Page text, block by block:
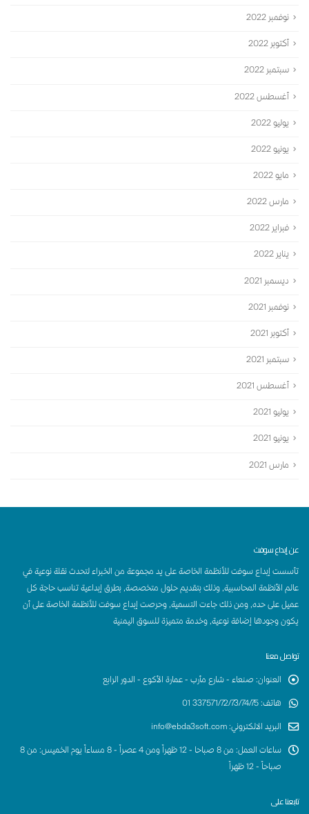
نوفمبر 2022
أكتوبر 2022
سبتمبر 2022
أغسطس 2022
يوليو 2022
يونيو 2022
مايو 2022
مارس 2022
فبراير 2022
يناير 2022
ديسمبر 2021
نوفمبر 2021
أكتوبر 2021
سبتمبر 2021
أغسطس 2021
يوليو 2021
يونيو 2021
مارس 2021
عن إبداع سوفت
تأسست إبداع سوفت للأنظمة الخاصة على يد مجموعة من الخبراء لتحدث نقلة نوعية في
عالم الأنظمة المحاسبية, وذلك بتقديم حلول متخصصة, بطرق إبداعية تناسب حاجة كل
عميل على حده, ومن ذلك جاءت التسمية, وحرصت إبداع سوفت للأنظمة الخاصة على أن
يكون وجودها إضافة نوعية, وخدمة متميزة للسوق اليمنية
تواصل معنا
العنوان: صنعاء - شارع مأرب - عمارة الأكوع - الدور الرابع
هاتف:
337571/72/73/74/75 01
البريد الالكتروني:
info@ebda3soft.com
ساعات العمل:
من 8 صباحا - 12 ظهراً ومن 4 عصراً - 8 مساءاً يوم الخميس: من 8
صباحاً - 12 ظهراً
تابعنا على